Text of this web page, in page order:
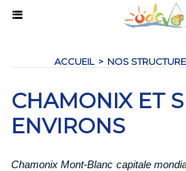
ACCUEIL > NOS
CHAMONIX ET
ENVIRONS
Chamonix Mont-Blanc capitale